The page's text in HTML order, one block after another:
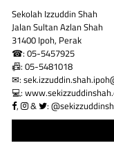
Sekolah Izzuddin Shah
Jalan Sultan Azlan Shah
31400 Ipoh, Perak
☎: 05-5457925
📠: 05-5481018
✉:
💻:
,
& :